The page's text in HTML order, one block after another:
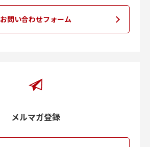
お問い合わせフォーム
メルマガ登録